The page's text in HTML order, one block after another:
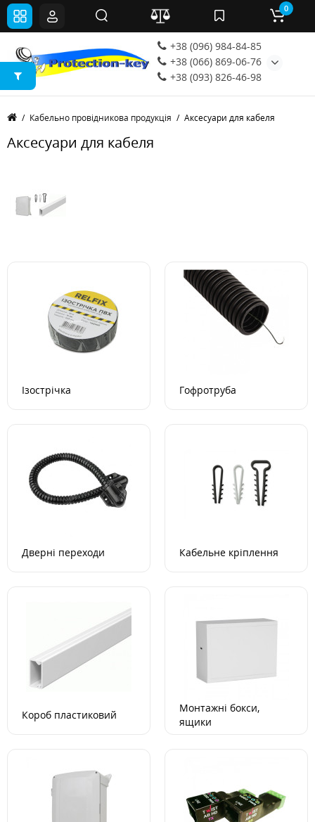
+38 (096) 984-84-85
+38 (066) 869-06-76
+38 (093) 826-46-98
0
Кабельно провідникова продукція Аксесуари для кабеля
Аксесуари для кабеля
Ізострічка Гофротруба
Дверні переходи Кабельне кріплення
Короб пластиковий
Монтажні бокси,
ящики